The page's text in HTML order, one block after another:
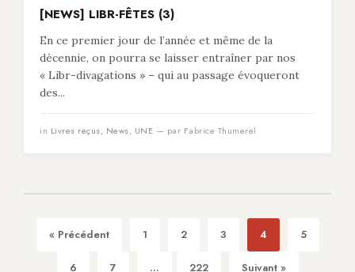
[NEWS] LIBR-FÊTES (3)
En ce premier jour de l’année et même de la
décennie, on pourra se laisser entraîner par nos
« Libr-divagations » – qui au passage évoqueront
des...
in Livres reçus, News, UNE — par Fabrice Thumerel
« Précédent 1 2 3 4 5
6 7 ... 222 Suivant »